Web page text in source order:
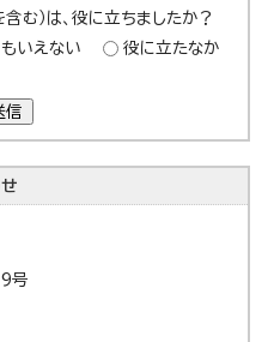
む）は、役に立ちましたか？
いえない
役に立たなか
信
号